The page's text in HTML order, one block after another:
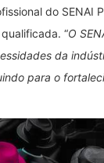
do SENAI
“O
da
para o